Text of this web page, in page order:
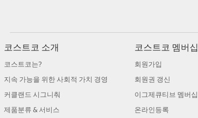
코스트코 소개
코스트코는?
지속 가능을 위한 사회적 가치 경영
커클랜드 시그니춰
제품분류 & 서비스
코스트코 멤버십
회원가입
회원권 갱신
이그제큐티브 멤버십
온라인등록